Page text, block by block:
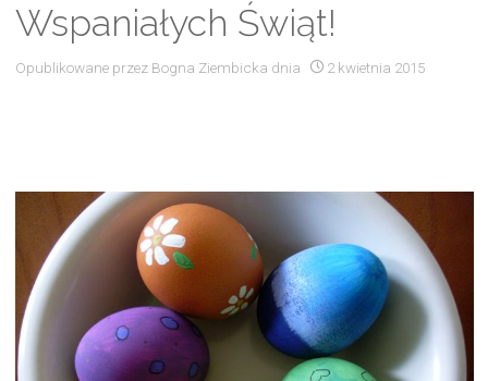
Wspaniałych Świąt!
Opublikowane przez Bogna Ziembicka dnia 2 kwietnia 2015